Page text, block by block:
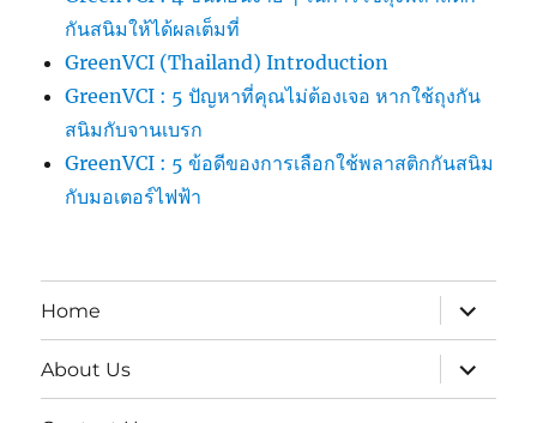
กันสนิมให้ได้ผลเต็มที่
GreenVCI (Thailand) Introduction
GreenVCI : 5 ปัญหาที่คุณไม่ต้องเจอ หากใช้ถุงกัน
สนิมกับจานเบรก
GreenVCI : 5 ข้อดีของการเลือกใช้พลาสติกกันสนิม
กับมอเตอร์ไฟฟ้า
Home
expand
child
menu
About Us
expand
child
menu